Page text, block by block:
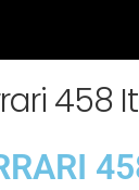
458